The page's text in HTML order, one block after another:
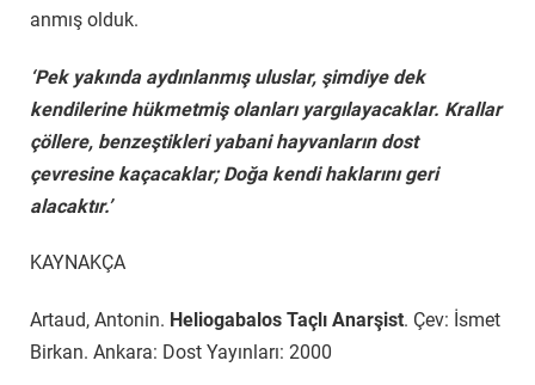
anmış olduk.
‘Pek yakında aydınlanmış uluslar, şimdiye dek
kendilerine hükmetmiş olanları yargılayacaklar. Krallar
çöllere, benzeştikleri yabani hayvanların dost
çevresine kaçacaklar; Doğa kendi haklarını geri
alacaktır.’
KAYNAKÇA
Artaud, Antonin. Heliogabalos Taçlı Anarşist. Çev: İsmet
Birkan. Ankara: Dost Yayınları: 2000